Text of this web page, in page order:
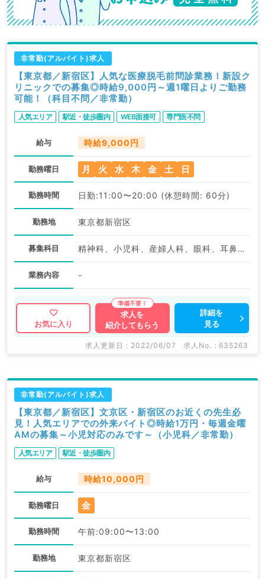
非常勤(アルバイト)求人
【東京都／新宿区】人気な医療脱毛前問診業務！新設ク
リニックでの募集◎時給9,000円～週1曜日よりご勤務
可能！（科目不問／非常勤）
人気エリア 駅近・徒歩圏内 WEB面接可 専門医不問
給与 時給9,000円
勤務曜日 月 火 水 木 金 土 日
勤務時間 日勤:11:00〜20:00 (休憩時間: 60分)
勤務地 東京都新宿区
募集科目 精神科、小児科、産婦人科、眼科、耳鼻咽喉科、放射線科、麻酔科、一般内科、外科系全般、一般外科、健診・人間ドック、産業医、科目不問
業務内容 -
お気に入り
求人を
紹介してもらう
詳細を
見る
求人更新日 : 2022/06/07 求人No. : 635263
非常勤(アルバイト)求人
【東京都／新宿区】文京区・新宿区のお近くの先生必
見！人気エリアでの外来バイト◎時給1万円・毎週金曜
AMの募集～小児対応のみです～（小児科／非常勤）
人気エリア 駅近・徒歩圏内
給与 時給10,000円
勤務曜日 金
勤務時間 午前:09:00〜13:00
勤務地 東京都新宿区